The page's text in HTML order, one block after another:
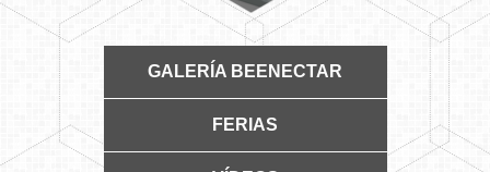
GALERÍA BEENECTAR
FERIAS